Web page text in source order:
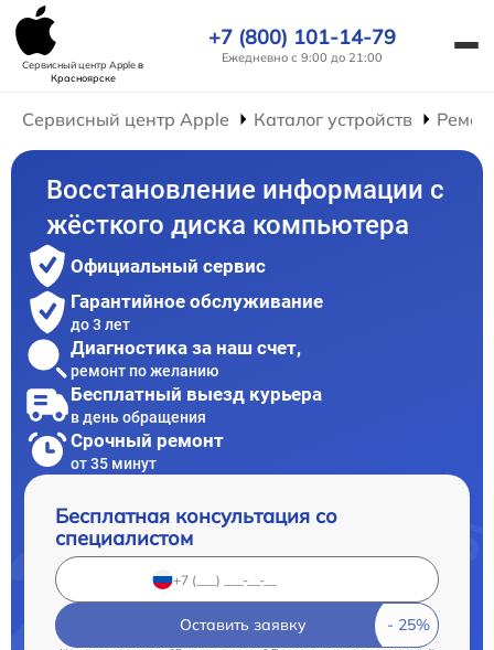
Сервисный центр Appleв
Красноярске
+7 (800) 101-14-79
Ежедневно с 9:00 до 21:00
Сервисный центр Apple Каталог устройств
Восстановление информации с
жёсткого диска компьютера
Официальный сервис
Гарантийное обслуживание
до 3 лет
Диагностика за наш счет,
ремонт по желанию
Бесплатный выезд курьера
в день обращения
Срочный ремонт
от 35 минут
Бесплатная консультация со
специалистом
Оставить заявку